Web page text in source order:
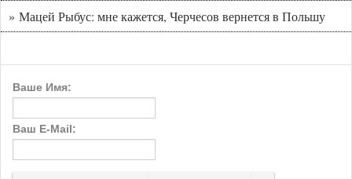
» Мацей Рыбус: мне кажется, Черчесов вернется в Польшу
Ваше Имя:
Ваш E-Mail: